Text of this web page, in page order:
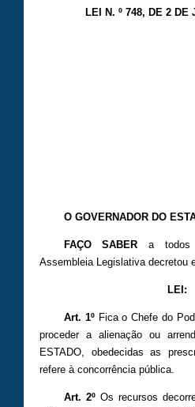
LEI N. º 748, DE 2 DE
O GOVERNADOR DO
FAÇO SABER a todos
Assembleia Legislativa decretou
LEI:
Art. 1ºFica o Chefe do
proceder a alienação ou
ESTADO, obedecidas as
refere à concorrência pública.
Art. 2ºOs recursos